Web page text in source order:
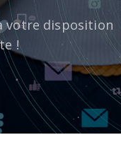
votre disposition
!